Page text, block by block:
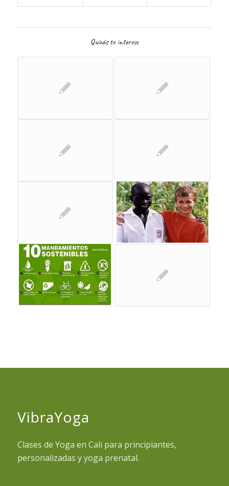
Quizás te interese
VibraYoga
Clases de Yoga en Cali para principiantes,
personalizadas y yoga prenatal.